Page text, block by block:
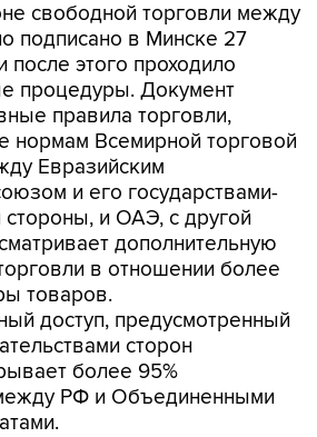
свободной торговли между
в Минске 27
этого проходило
процедуры. Документ
правила торговли,
нормам Всемирной торговой
Евразийским
и его государствами-
стороны, и ОАЭ, с другой
дополнительную
в отношении более
товаров.
доступ, предусмотренный
сторон
более 95%
РФ и Объединенными